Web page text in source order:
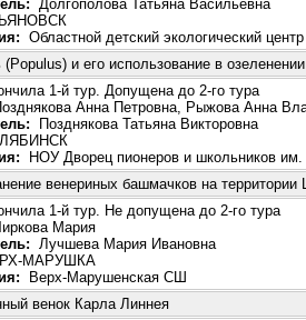
Долгополова Татьяна Васильевна
Областной детский экологический центр
(Populus) и его использование в
1-й тур. Допущена до 2-го тура
Анна Петровна, Рыжова Анна
Позднякова Татьяна Викторовна
НОУ Дворец пионеров и школьников
венериных башмачков на территории
1-й тур. Не допущена до 2-го тура
Мария
Лучшева Мария Ивановна
МАРУШКА
Верх-Марушенская СШ
венок Карла Линнея